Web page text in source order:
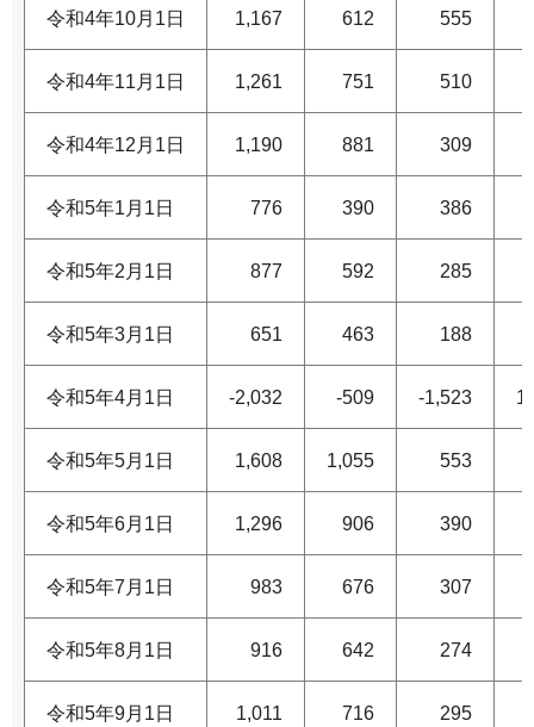
令和4年10月1日 1,167 612 555
令和4年11月1日 1,261 751 510
令和4年12月1日 1,190 881 309
令和5年1月1日 776 390 386
令和5年2月1日 877 592 285
令和5年3月1日 651 463 188
令和5年4月1日 -2,032 -509 -1,523
令和5年5月1日 1,608 1,055 553
令和5年6月1日 1,296 906 390
令和5年7月1日 983 676 307
令和5年8月1日 916 642 274
令和5年9月1日 1,011 716 295